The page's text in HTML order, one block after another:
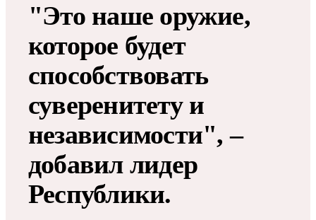
"Это наше оружие,
которое будет
способствовать
суверенитету и
независимости", –
добавил лидер
Республики.